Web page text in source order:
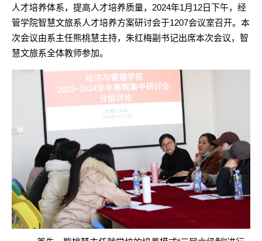
人才培养体系，提高人才培养质量， 2024年1月 12日下午，经
管学院智慧文旅系人才培养方案研讨会于1207会议室召开。本
次会议由系主任熊桃慧主持，朱红梅副书记出席本次会议，智
慧文旅系全体教师参加。